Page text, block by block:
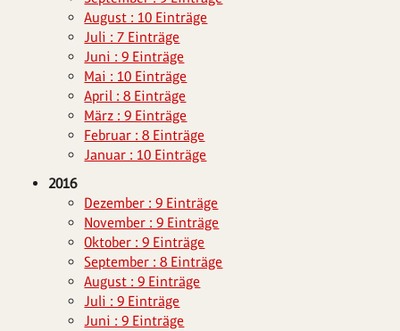
August : 10 Einträge
Juli : 7 Einträge
Juni : 9 Einträge
Mai : 10 Einträge
April : 8 Einträge
März : 9 Einträge
Februar : 8 Einträge
Januar : 10 Einträge
2016
Dezember : 9 Einträge
November : 9 Einträge
Oktober : 9 Einträge
September : 8 Einträge
August : 9 Einträge
Juli : 9 Einträge
Juni : 9 Einträge